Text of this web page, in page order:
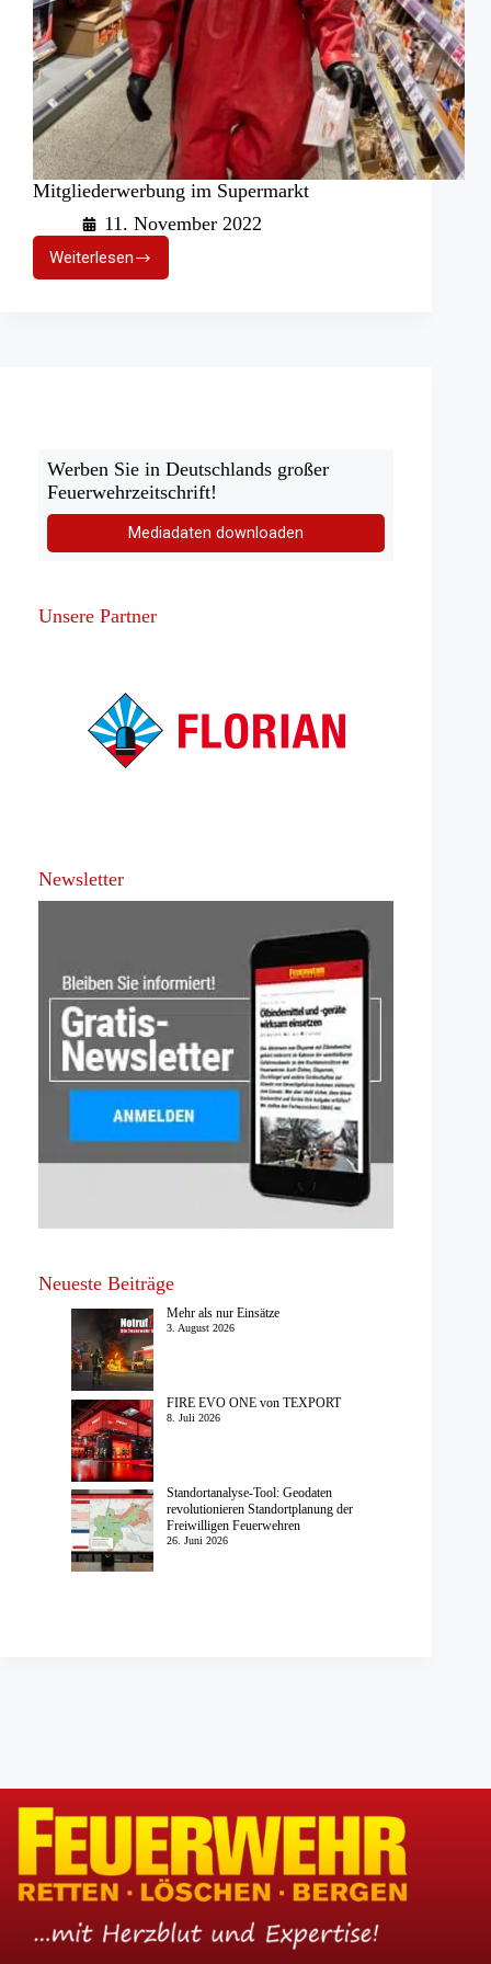
Mitgliederwerbung im Supermarkt
11. November 2022
WeiterlesenMitgliederwerbung
im
Werben Sie in Deutschlands großer
Feuerwehrzeitschrift!
Mediadaten downloaden
Unsere Partner
Newsletter
Neueste Beiträge
Mehr als nur Einsätze
3. August 2026
FIRE EVO ONE von TEXPORT
8. Juli 2026
Standortanalyse-Tool: Geodaten
revolutionieren Standortplanung der
Freiwilligen Feuerwehren
26. Juni 2026